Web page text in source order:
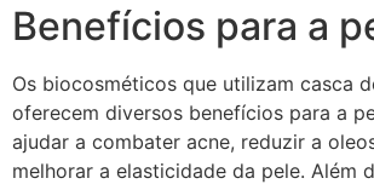
Benefícios para a
Os biocosméticos que utilizam casca
oferecem diversos benefícios para a
ajudar a combater acne, reduzir a
melhorar a elasticidade da pele. Além